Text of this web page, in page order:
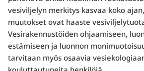
vesiviljelyn merkitys kasvaa koko
muutokset ovat haaste
Vesirakennustöiden ohjaamiseen,
estämiseen ja luonnon
tarvitaan myös osaavia